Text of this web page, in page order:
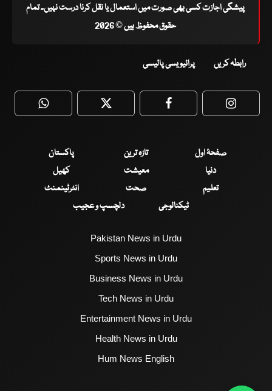
پیشگی اجازت کسی بھی صورت میں استعمال یا نقل کرنا درست نہیں۔ تمام
حقوق محفوظ ہیں © 2026
رابطہ کریں پرائیویسی پالیسی
WhatsApp Twitter Facebook
صفحۂ اول تازہ ترین
پاکستان
دنیا
معیشت
کھیل
تعلیم
صحت
انٹرٹینمنٹ
ٹیکنالوجی
دلچسپ و عجیب
Pakistan News in Urdu
Sports News in Urdu
Business News in Urdu
Tech News in Urdu
Entertainment News in Urdu
Health News in Urdu
Hum News English